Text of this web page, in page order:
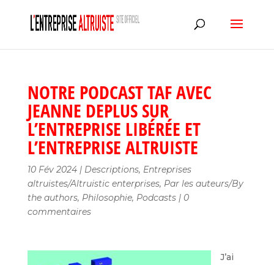
NOTRE PODCAST TAF AVEC
JEANNE DEPLUS SUR
L’ENTREPRISE LIBÉRÉE ET
L’ENTREPRISE ALTRUISTE
10 Fév 2024| Descriptions, Entreprises
altruistes/Altruistic enterprises, Par les auteurs/By
the authors, Philosophie, Podcasts| 0
commentaires
J’ai